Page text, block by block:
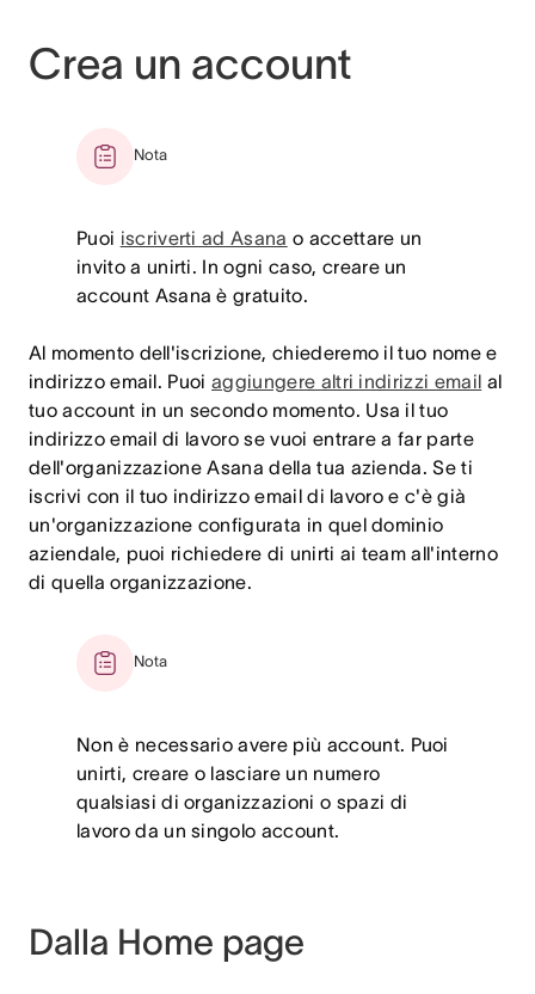
Crea un account
Nota
Puoi iscriverti ad Asana o accettare un
invito a unirti. In ogni caso, creare un
account Asana è gratuito.
Al momento dell'iscrizione, chiederemo il tuo nome e
indirizzo email. Puoiaggiungere altri indirizzi email al
tuo account in un secondo momento. Usa il tuo
indirizzo email di lavoro se vuoi entrare a far parte
dell'organizzazione Asana della tua azienda. Se ti
iscrivi con il tuo indirizzo email di lavoro e c'è già
un'organizzazione configurata in quel dominio
aziendale, puoi richiedere di unirti ai team all'interno
di quella organizzazione.
Nota
Non è necessario avere più account. Puoi
unirti, creare o lasciare un numero
qualsiasi di organizzazioni o spazi di
lavoro da un singolo account.
Dalla Home page